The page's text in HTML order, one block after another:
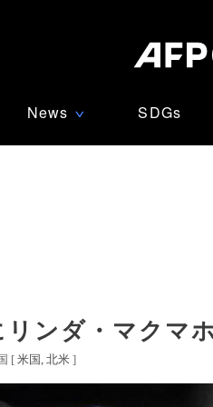
News ∨ SDGs
リンダ・マクマ
[ 米国 北米 ]